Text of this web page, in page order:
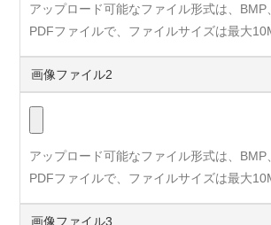
アップロード可能なファイル形式は、BMP
PDFファイルで、ファイルサイズは最大
画像ファイル2
アップロード可能なファイル形式は、BMP
PDFファイルで、ファイルサイズは最大
画像ファイル3